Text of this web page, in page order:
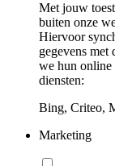
Met jouw
buiten onze
Hiervoor
gegevens met
we hun online
diensten:
Bing, Criteo,
Marketing